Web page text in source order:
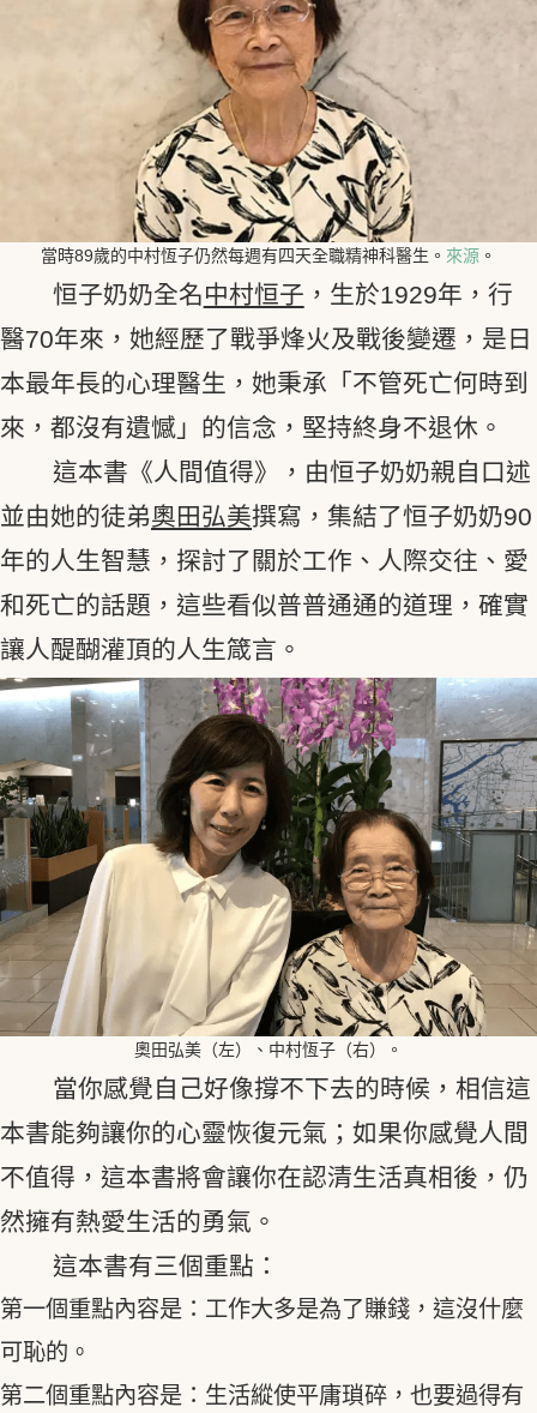
當時89歲的中村恆子仍然每週有四天全職精神科醫生。 來源 。
恒子奶奶全名中村恒子 ，生於1929年，行
醫70年來，她經歷了戰爭烽火及戰後變遷，是日
本最年長的心理醫生，她秉承「不管死亡何時到
來，都沒有遺憾」的信念，堅持終身不退休。
這本書《人間值得》，由恒子奶奶親自口述
並由她的徒弟奧田弘美撰寫，集結了恒子奶奶90
年的人生智慧，探討了關於工作、人際交往、愛
和死亡的話題，這些看似普普通通的道理，確實
讓人醍醐灌頂的人生箴言。
奧田弘美（左）、中村恆子（右）。
當你感覺自己好像撐不下去的時候，相信這
本書能夠讓你的心靈恢復元氣；如果你感覺人間
不值得，這本書將會讓你在認清生活真相後，仍
然擁有熱愛生活的勇氣。
這本書有三個重點：
第一個重點內容是：工作大多是為了賺錢，這沒什麼
可恥的。
第二個重點內容是：生活縱使平庸瑣碎，也要過得有